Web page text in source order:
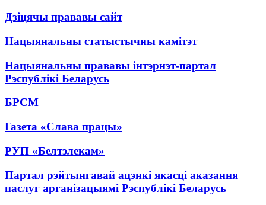
Дзіцячы прававы сайт
Нацыянальны статыстычны камітэт
Нацыянальны прававы інтэрнэт-партал
Рэспублікі Беларусь
БРСМ
Газета «Слава працы»
РУП «Белтэлекам»
Партал рэйтынгавай ацэнкі якасці аказання
паслуг арганізацыямі Рэспублікі Беларусь